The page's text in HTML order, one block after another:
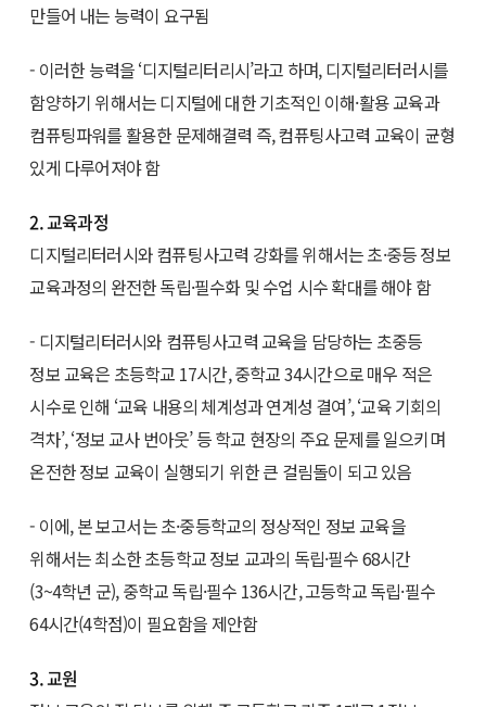
만들어 내는 능력이 요구됨
- 이러한 능력을 ‘디지털리터리시’라고 하며, 디지털리터러시를
함양하기 위해서는 디지털에 대한 기초적인 이해·활용 교육과
컴퓨팅파워를 활용한 문제해결력 즉, 컴퓨팅사고력 교육이 균형
있게 다루어져야 함
2. 교육과정
디지털리터러시와 컴퓨팅사고력 강화를 위해서는 초·중등 정보
교육과정의 완전한 독립·필수화 및 수업 시수 확대를 해야 함
- 디지털리터러시와 컴퓨팅사고력 교육을 담당하는 초중등
정보 교육은 초등학교 17시간, 중학교 34시간으로 매우 적은
시수로 인해 ‘교육 내용의 체계성과 연계성 결여’, ‘교육 기회의
격차’, ‘정보 교사 번아웃’ 등 학교 현장의 주요 문제를 일으키며
온전한 정보 교육이 실행되기 위한 큰 걸림돌이 되고 있음
- 이에, 본 보고서는 초·중등학교의 정상적인 정보 교육을
위해서는 최소한 초등학교 정보 교과의 독립·필수 68시간
(3~4학년 군), 중학교 독립·필수 136시간, 고등학교 독립·필수
64시간(4학점)이 필요함을 제안함
3. 교원